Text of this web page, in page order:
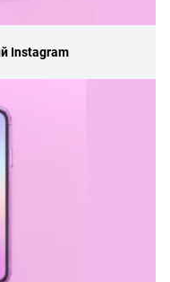
Instagram